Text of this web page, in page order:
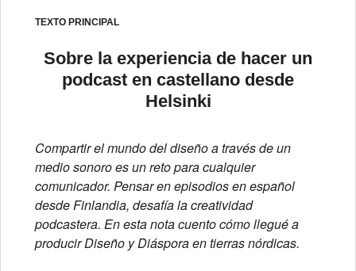
TEXTO PRINCIPAL
Sobre la experiencia de hacer un
podcast en castellano desde
Helsinki
Compartir el mundo del diseño a través de un
medio sonoro es un reto para cualquier
comunicador. Pensar en episodios en español
desde Finlandia, desafía la creatividad
podcastera. En esta nota cuento cómo llegué a
producir Diseño y Diáspora en tierras nórdicas.